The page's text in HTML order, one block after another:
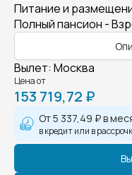
Питание и
Полный пансион -
Вылет: Москва
Цена от
153 719,72 ₽
От5 337,49 ₽в
в кредит или в